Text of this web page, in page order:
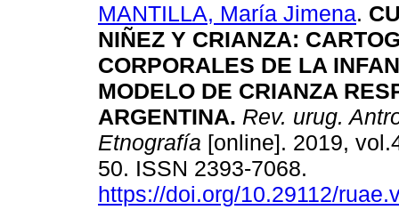
MANTILLA, María Jimena.
NIÑEZ Y CRIANZA:
CORPORALES DE LA
MODELO DE CRIANZA
ARGENTINA. Rev. urug.
Etnografía [online]. 2019,
50. ISSN 2393-7068.
https://doi.org/10.29112/